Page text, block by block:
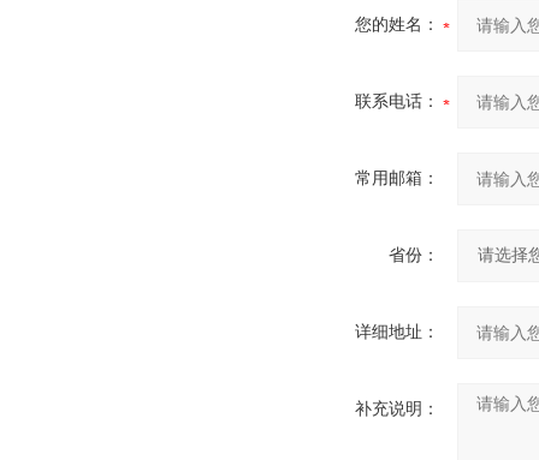
您的姓名：
联系电话：
常用邮箱：
省份：
详细地址：
补充说明：